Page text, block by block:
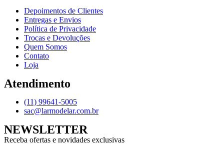
Depoimentos de Clientes
Entregas e Envios
Política de Privacidade
Trocas e Devoluções
Quem Somos
Contato
Loja
Atendimento
(11) 99641-5005
sac@larmodelar.com.br
NEWSLETTER
Receba ofertas e novidades exclusivas